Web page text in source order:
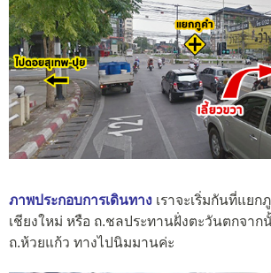
ภาพประกอบการเดินทาง เราจะเริ่มกันที่แยก
เชียงใหม่ หรือ ถ.ชลประทานฝั่งตะวันตกจาก
ถ.ห้วยแก้ว ทางไปนิมมานค่ะ